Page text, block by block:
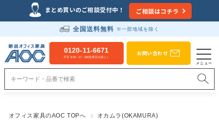
まとめ買いのご相談受付中！ ご相談はコチラ
全国送料無料 ※一部地域を除く
0120-11-6671
平日 9:00～17：00(祝祭日を除く）
お問い合わせ
オフィス家具のAOC TOPへ
オカムラ(OKAMURA)